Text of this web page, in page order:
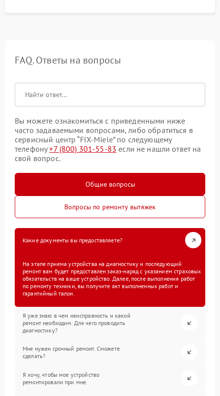
FAQ. Ответы на вопросы
Вы можете ознакомиться с приведенными ниже
часто задаваемыми вопросами, либо обратиться в
сервисный центр “FIX-Miele” по следующему
телефону+7 (800) 301-55-83 если не нашли ответ на
свой вопрос.
Общие вопросы
Вопросы по ремонту вытяжек
Какие документы вы предоставляете?
На этапе приема устройства на диагностику и последующий
ремонт вам будет предоставлен заказ-наряд с указанием страховых
обязательств на ваше устройство. Далее, после выполнения работ
по ремонту техники, вы получите акт выполненных работ и
гарантийный талон.
Я уже знаю в чем неисправность и какой
ремонт необходим. Для чего проводить
диагностику?
Мне нужен срочный ремонт. Сможете
сделать?
Я хочу, чтобы мое устройство
ремонтировали при мне.